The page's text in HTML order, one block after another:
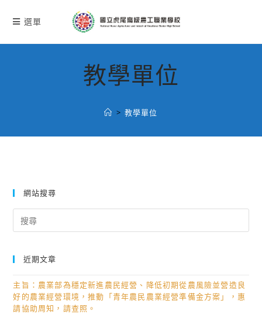
選單
教學單位
> 教學單位
網站搜尋
for:
近期文章
主旨：農業部為穩定新進農民經營、降低初期從農風險並營造良
好的農業經營環境，推動「青年農民農業經營準備金方案」，惠
請協助周知，請查照。